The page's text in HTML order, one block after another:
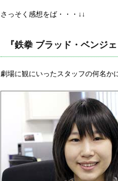
さっそく感想をば・・・↓↓
『鉄拳 ブラッド・ベンジ
劇場に観にいったスタッフの何名か